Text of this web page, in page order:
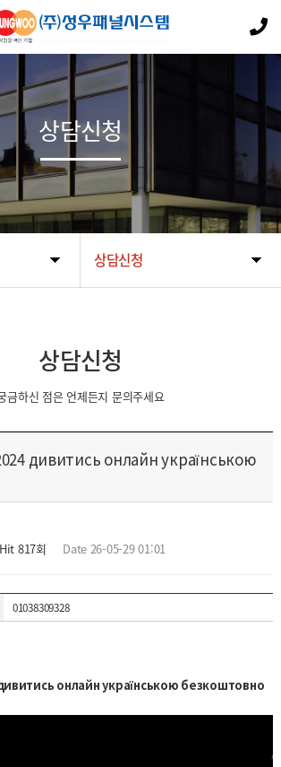
상담신청
상담신청
상담신청
금하신 점은 언제든지 문의주세요
дивитись онлайн українською
Hit 817회 Date 26-05-29 01:01
01038309328
онлайн українською безкоштовно